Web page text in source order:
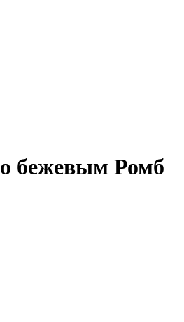
бежевым Ромб